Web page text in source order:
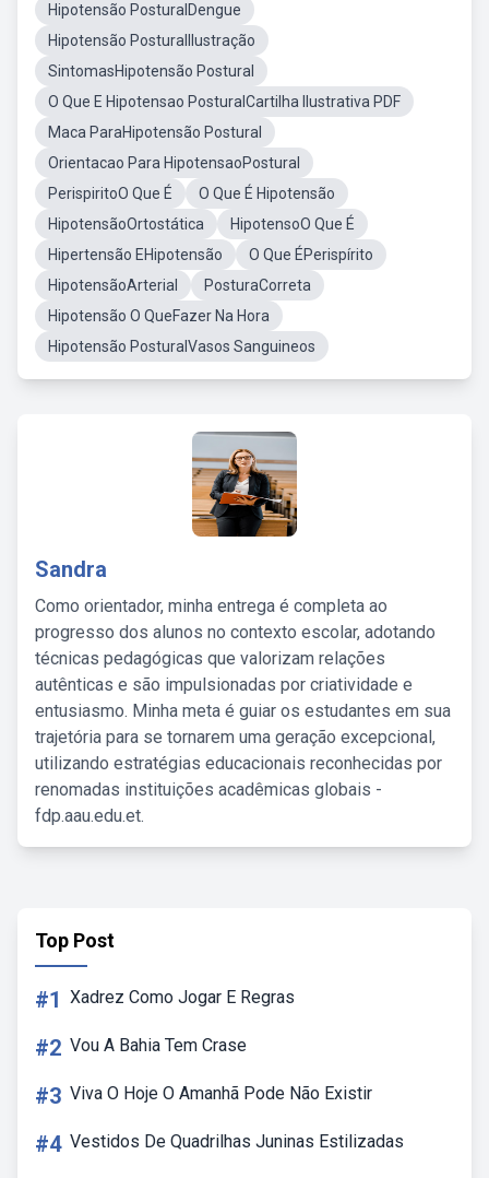
Hipotensão PosturalDengue
Hipotensão PosturalIlustração
SintomasHipotensão Postural
O Que E Hipotensao PosturalCartilha Ilustrativa PDF
Maca ParaHipotensão Postural
Orientacao Para HipotensaoPostural
PerispiritoO Que É
O Que É Hipotensão
HipotensãoOrtostática
HipotensoO Que É
Hipertensão EHipotensão
O Que ÉPerispírito
HipotensãoArterial
PosturaCorreta
Hipotensão O QueFazer Na Hora
Hipotensão PosturalVasos Sanguineos
Sandra
Como orientador, minha entrega é completa ao
progresso dos alunos no contexto escolar, adotando
técnicas pedagógicas que valorizam relações
autênticas e são impulsionadas por criatividade e
entusiasmo. Minha meta é guiar os estudantes em sua
trajetória para se tornarem uma geração excepcional,
utilizando estratégias educacionais reconhecidas por
renomadas instituições acadêmicas globais -
fdp.aau.edu.et.
Top Post
#1 Xadrez Como Jogar E Regras
#2 Vou A Bahia Tem Crase
#3 Viva O Hoje O Amanhã Pode Não Existir
#4 Vestidos De Quadrilhas Juninas Estilizadas